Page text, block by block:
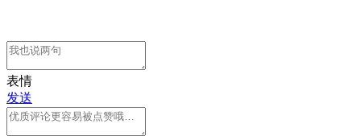
表情
发送